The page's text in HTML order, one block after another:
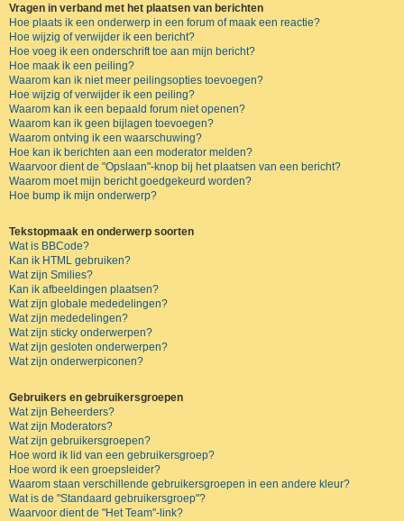
Vragen in verband met het plaatsen van berichten
Hoe plaats ik een onderwerp in een forum of maak een reactie?
Hoe wijzig of verwijder ik een bericht?
Hoe voeg ik een onderschrift toe aan mijn bericht?
Hoe maak ik een peiling?
Waarom kan ik niet meer peilingsopties toevoegen?
Hoe wijzig of verwijder ik een peiling?
Waarom kan ik een bepaald forum niet openen?
Waarom kan ik geen bijlagen toevoegen?
Waarom ontving ik een waarschuwing?
Hoe kan ik berichten aan een moderator melden?
Waarvoor dient de "Opslaan"-knop bij het plaatsen van een bericht?
Waarom moet mijn bericht goedgekeurd worden?
Hoe bump ik mijn onderwerp?
Tekstopmaak en onderwerp soorten
Wat is BBCode?
Kan ik HTML gebruiken?
Wat zijn Smilies?
Kan ik afbeeldingen plaatsen?
Wat zijn globale mededelingen?
Wat zijn mededelingen?
Wat zijn sticky onderwerpen?
Wat zijn gesloten onderwerpen?
Wat zijn onderwerpiconen?
Gebruikers en gebruikersgroepen
Wat zijn Beheerders?
Wat zijn Moderators?
Wat zijn gebruikersgroepen?
Hoe word ik lid van een gebruikersgroep?
Hoe word ik een groepsleider?
Waarom staan verschillende gebruikersgroepen in een andere kleur?
Wat is de "Standaard gebruikersgroep"?
Waarvoor dient de "Het Team"-link?